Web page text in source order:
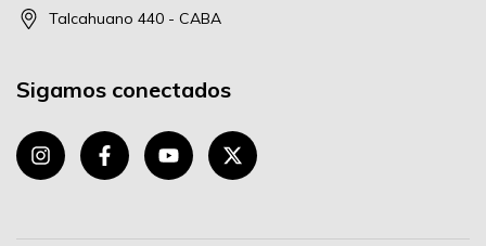
Talcahuano 440 - CABA
Sigamos conectados